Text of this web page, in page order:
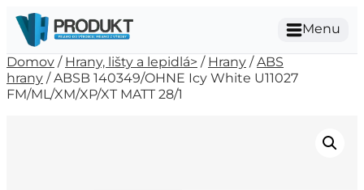
Menu
Domov / Hrany, lišty a lepidlá> / Hrany /ABS
hrany / ABSB 140349/OHNE Icy White U11027
FM/ML/XM/XP/XT MATT 28/1